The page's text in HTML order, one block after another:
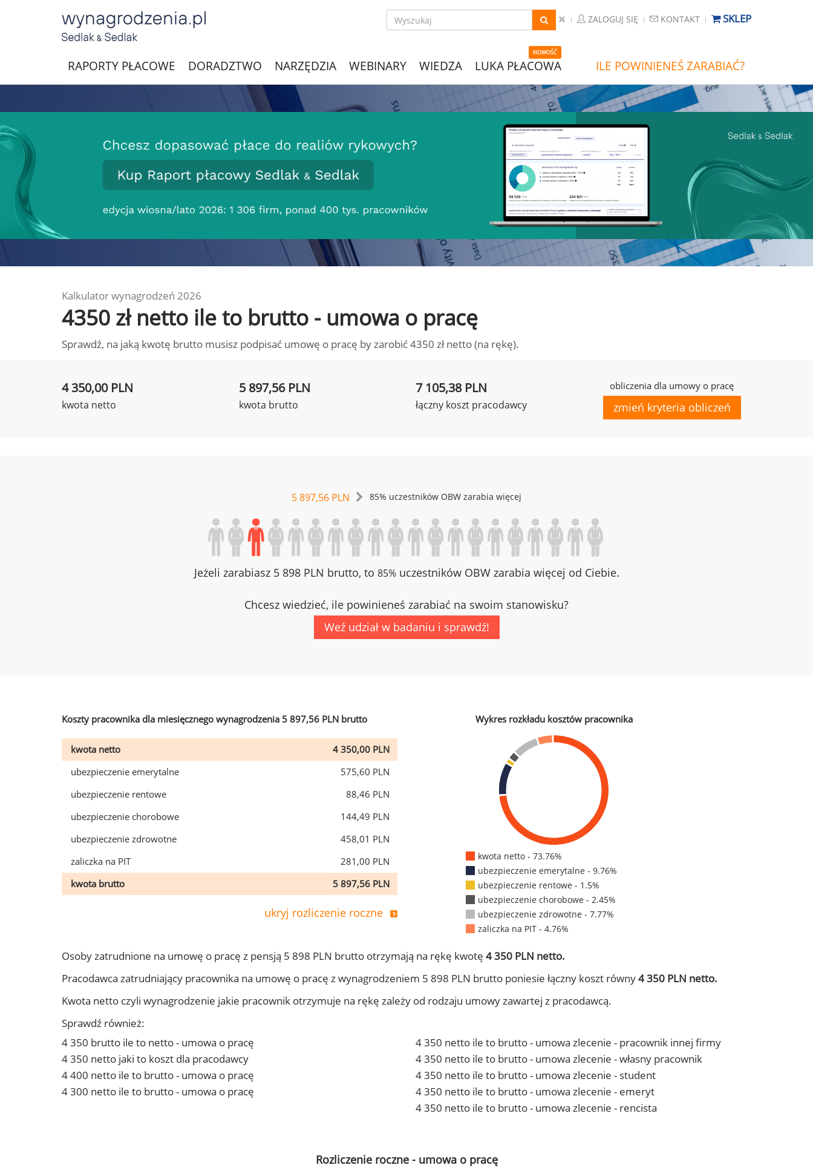
ZALOGUJ SIĘ KONTAKT SKLEP
RAPORTY PŁACOWE DORADZTWO NARZĘDZIA WEBINARY WIEDZA
NOWOŚĆ
LUKA PŁACOWA ILE POWINIENEŚ ZARABIAĆ?
Kalkulator wynagrodzeń 2026
4350 zł netto ile to brutto - umowa o pracę
Sprawdź, na jaką kwotę brutto musisz podpisać umowę o pracę by zarobić 4350 zł netto (na rękę).
4 350,00 PLN
kwota netto
5 897,56 PLN
kwota brutto
7 105,38 PLN
łączny koszt pracodawcy
obliczenia dla umowy o pracę
zmień kryteria obliczeń
5 897,56 PLN 85% uczestników OBW zarabia więcej
Jeżeli zarabiasz 5 898 PLN brutto, to 85%uczestników OBW zarabia więcej od Ciebie.
Chcesz wiedzieć, ile powinieneś zarabiać na swoim stanowisku?
Weź udział w badaniu i sprawdź!
Koszty pracownika dla miesięcznego wynagrodzenia 5 897,56 PLN brutto
kwota netto
4 350,00 PLN
ubezpieczenie emerytalne
575,60 PLN
ubezpieczenie rentowe
88,46 PLN
ubezpieczenie chorobowe
144,49 PLN
ubezpieczenie zdrowotne
458,01 PLN
zaliczka na PIT
281,00 PLN
kwota brutto
5 897,56 PLN
ukryj rozliczenie roczne
Wykres rozkładu kosztów pracownika
kwota netto - 73.76%
ubezpieczenie emerytalne - 9.76%
ubezpieczenie rentowe - 1.5%
ubezpieczenie chorobowe - 2.45%
ubezpieczenie zdrowotne - 7.77%
zaliczka na PIT - 4.76%
Osoby zatrudnione na umowę o pracę z pensją 5 898 PLN brutto otrzymają na rękę kwotę 4 350 PLN netto.
Pracodawca zatrudniający pracownika na umowę o pracę z wynagrodzeniem 5 898 PLN brutto poniesie łączny koszt równy4 350 PLN netto.
Kwota netto czyli wynagrodzenie jakie pracownik otrzymuje na rękę zależy od rodzaju umowy zawartej z pracodawcą.
Sprawdź również:
4 350 brutto ile to netto - umowa o pracę
4 350 netto jaki to koszt dla pracodawcy
4 400 netto ile to brutto - umowa o pracę
4 300 netto ile to brutto - umowa o pracę
4 350 netto ile to brutto - umowa zlecenie - pracownik innej firmy
4 350 netto ile to brutto - umowa zlecenie - własny pracownik
4 350 netto ile to brutto - umowa zlecenie - student
4 350 netto ile to brutto - umowa zlecenie - emeryt
4 350 netto ile to brutto - umowa zlecenie - rencista
Rozliczenie roczne - umowa o pracę